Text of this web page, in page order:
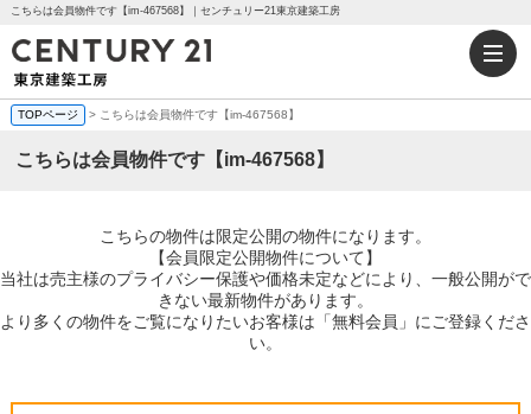
こちらは会員物件です【im-467568】｜センチュリー21東京建築工房
TOPページ > こちらは会員物件です【im-467568】
こちらは会員物件です【im-467568】
こちらの物件は限定公開の物件になります。
【会員限定公開物件について】
当社は売主様のプライバシー保護や価格未定などにより、一般公開がで
きない最新物件があります。
より多くの物件をご覧になりたいお客様は「無料会員」にご登録くださ
い。